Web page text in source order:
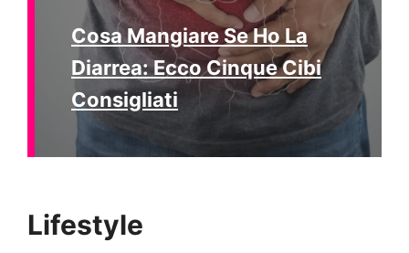
Cosa Mangiare Se Ho La
Diarrea: Ecco Cinque Cibi
Consigliati
Lifestyle